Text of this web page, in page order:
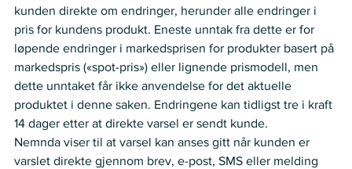
kunden direkte om endringer, herunder alle endringer i
pris for kundens produkt. Eneste unntak fra dette er for
løpende endringer i markedsprisen for produkter basert på
markedspris («spot-pris») eller lignende prismodell, men
dette unntaket får ikke anvendelse for det aktuelle
produktet i denne saken. Endringene kan tidligst tre i kraft
14 dager etter at direkte varsel er sendt kunde.
Nemnda viser til at varsel kan anses gitt når kunden er
varslet direkte gjennom brev, e-post, SMS eller melding